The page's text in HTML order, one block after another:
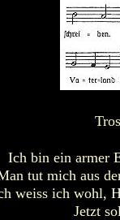
Ich bin ein armer
tut mich aus
weiss ich wohl,
Jetzt